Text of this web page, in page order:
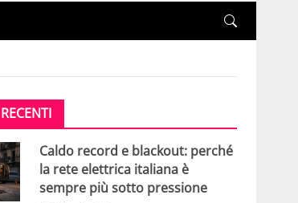
Caldo record e blackout: perché
la rete elettrica italiana è
sempre più sotto pressione